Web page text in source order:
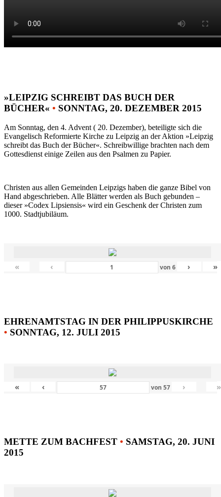
»LEIPZIG SCHREIBT DAS BUCH DER
BÜCHER« • SONNTAG, 20. DEZEMBER 2015
Am Sonntag, den 4. Advent ( 20. Dezember), beteiligte sich die
Evangelisch Reformierte Kirche zu Leipzig an der Aktion »Leipzig
schreibt das Buch der Bücher«. Schreibwillige brachten nach dem
Gottesdienst einige Zeilen aus den Psalmen zu Papier.
Christen aus allen Gemeinden Leipzigs haben die ganze Bibel von
Hand abgeschrieben. Alle Blätter werden als Buch gebunden –
dieser »Codex Lipsiensis« wird ein Geschenk der Christen zum
1000. Stadtjubiläum.
« ‹ von 6 › »
EHRENAMTSTAG IN DER PHILIPPUSKIRCHE
• SONNTAG, 12. JULI 2015
« ‹ von57 › »
METTE ZUM BACHFEST • SAMSTAG, 20. JUNI
2015